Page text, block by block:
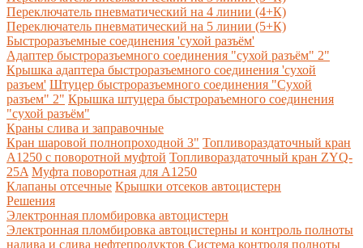
Переключатель пневматический на 4 линии (4+К)
Переключатель пневматический на 5 линии (5+К)
Быстроразъемные соединения 'сухой разъём'
Адаптер быстроразъемного соединения "сухой разъём" 2"
Крышка адаптера быстроразъемного соединения 'сухой
разъем' Штуцер быстроразъемного соединения "Сухой
разъем" 2" Крышка штуцера быстрораъемного соединения
"сухой разъём"
Краны слива и заправочные
Кран шаровой полнопроходной 3" Топливораздаточный кран
A1250 с поворотной муфтой Топливораздаточный кран ZYQ-
25A Муфта поворотная для А1250
Клапаны отсечные Крышки отсеков автоцистерн
Решения
Электронная пломбировка автоцистерн
Электронная пломбировка автоцистерны и контроль полноты
налива и слива нефтепродуктов Система контроля полноты